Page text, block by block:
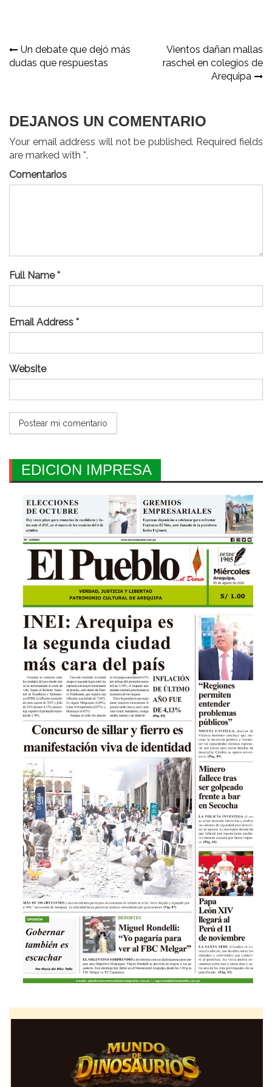
Navegación
de
Un debate que dejó más
dudas que respuestas
Vientos dañan mallas
raschel en colegios de
Arequipa
DEJANOS UN COMENTARIO
Your email address will not be published. Required fields
are marked with *.
Comentarios
Full Name *
Email Address *
Website
EDICION IMPRESA